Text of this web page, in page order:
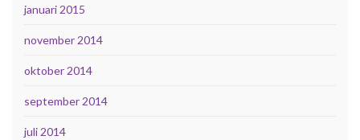
januari 2015
november 2014
oktober 2014
september 2014
juli 2014